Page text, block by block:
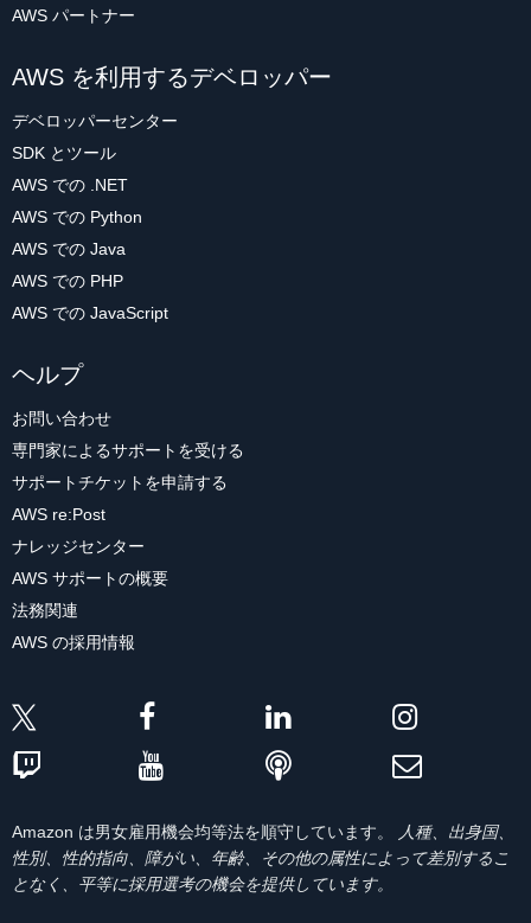
AWS パートナー
AWS を利用するデベロッパー
デベロッパーセンター
SDK とツール
AWS での .NET
AWS での Python
AWS での Java
AWS での PHP
AWS での JavaScript
ヘルプ
お問い合わせ
専門家によるサポートを受ける
サポートチケットを申請する
AWS re:Post
ナレッジセンター
AWS サポートの概要
法務関連
AWS の採用情報
Amazon は男女雇用機会均等法を順守しています。
人種、出身国、
性別、性的指向、障がい、年齢、その他の属性によって差別するこ
となく、平等に採用選考の機会を提供しています。